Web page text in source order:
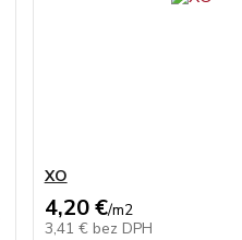
XO
4,20 €/m2
3,41 € bez DPH